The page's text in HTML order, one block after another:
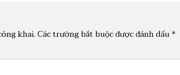
khai.Các trường bắt buộc được đánh dấu *